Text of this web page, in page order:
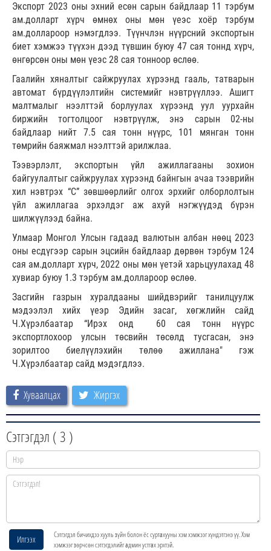
Экспорт 2023 оны эхний есөн сарын байдлаар 11 тэрбум
ам.долларт хүрч өмнөх оны мөн үеэс хоёр тэрбум
ам.доллароор нэмэгдлээ. Түүнчлэн нүүрсний экспортын
биет хэмжээ түүхэн дээд түвшин буюу 47 сая тоннд хүрч,
өнгөрсөн оны мөн үеэс 28 сая тонноор өслөө.
Гаалийн хяналтыг сайжруулах хүрээнд гааль, татварын
автомат бүрдүүлэлтийн системийг нэвтрүүллээ. Ашигт
малтмалыг нээлттэй борлуулах хүрээнд уул уурхайн
биржийн тогтолцоог нэвтрүүлж, энэ сарын 02-ны
байдлаар нийт 7.5 сая тонн нүүрс, 101 мянган тонн
төмрийн баяжмал нээлттэй арилжлаа.
Тээвэрлэлт, экспортын үйл ажиллагааны зохион
байгуулалтыг сайжруулах хүрээнд байнгын ачаа тээврийн
хил нэвтрэх “C” зөвшөөрлийг олгох эрхийг олборлолтын
үйл ажиллагаа эрхэлдэг аж ахуй нэгжүүдэд бүрэн
шилжүүлээд байна.
Улмаар Монгол Улсын гадаад валютын албан нөөц 2023
оны есдүгээр сарын эцсийн байдлаар дөрвөн тэрбум 124
сая ам.долларт хүрч, 2022 оны мөн үетэй харьцуулахад 48
хувиар буюу 1.3 тэрбум ам.доллароор өслөө.
Засгийн газрын хуралдааны шийдвэрийг танилцуулж
мэдээлэл хийх үеэр Эдийн засаг, хөгжлийн сайд
Ч.Хүрэлбаатар “Ирэх онд 60 сая тонн нүүрс
экспортлохоор улсын төсвийн төсөлд тусгасан, энэ
зорилтоо биелүүлэхийн төлөө ажиллана" гэж
Ч.Хүрэлбаатар сайд мэдэгдлээ.
Хуваалцах Жиргэх
Сэтгэгдэл ( 3 )
Илгээх
Сэтгэгдэл бичихдээ хууль зүйн болон ёс суртахууны хэм хэмжээг хүндэтгэнэ үү. Хэм
хэмжээг зөрчсөн сэтгэгдэлийг админ устгах эрхтэй.